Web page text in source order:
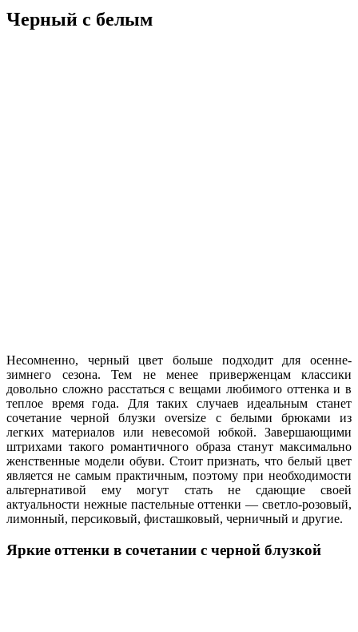
Черный с белым
Несомненно, черный цвет больше подходит для осенне-
зимнего сезона. Тем не менее приверженцам классики
довольно сложно расстаться с вещами любимого оттенка и в
теплое время года. Для таких случаев идеальным станет
сочетание черной блузки oversize с белыми брюками из
легких материалов или невесомой юбкой. Завершающими
штрихами такого романтичного образа станут максимально
женственные модели обуви. Стоит признать, что белый цвет
является не самым практичным, поэтому при необходимости
альтернативой ему могут стать не сдающие своей
актуальности нежные пастельные оттенки — светло-розовый,
лимонный, персиковый, фисташковый, черничный и другие.
Яркие оттенки в сочетании с черной блузкой